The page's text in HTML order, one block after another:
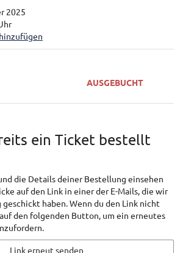
2025
AUSGEBUCHT
ein Ticket bestellt
die Details deiner Bestellung einsehen
auf den Link in einer der E-Mails, die wir
haben. Wenn du den Link nicht
den folgenden Button, um ein erneutes
Link erneut senden